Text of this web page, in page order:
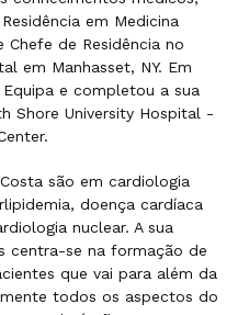
em Medicina
de Residência no
em Manhasset, NY. Em
e completou a sua
Shore University Hospital -
são em cardiologia
doença cardíaca
nuclear. A sua
centra-se na formação de
que vai para além da
todos os aspectos do